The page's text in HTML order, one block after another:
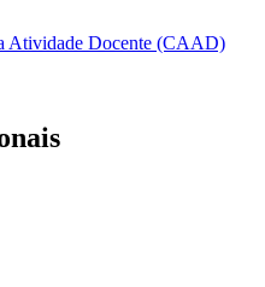
Atividade Docente (CAAD)